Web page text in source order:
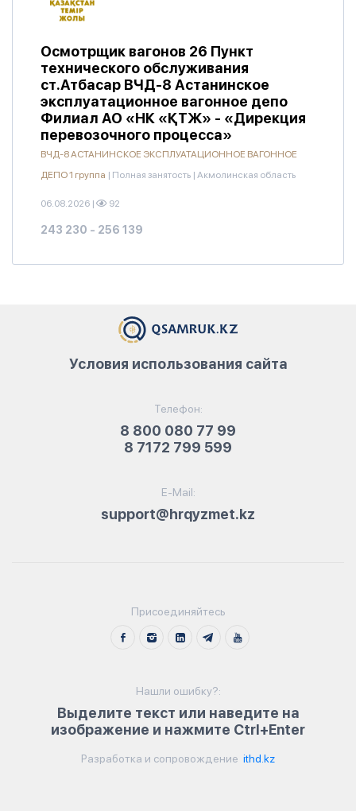
Осмотрщик вагонов 26 Пункт
технического обслуживания
ст.Атбасар ВЧД-8 Астанинское
эксплуатационное вагонное депо
Филиал АО «НК «ҚТЖ» - «Дирекция
перевозочного процесса»
ВЧД-8 АСТАНИНСКОЕ ЭКСПЛУАТАЦИОННОЕ ВАГОННОЕ
ДЕПО 1 группа | Полная занятость | Акмолинская область
06.08.2026 | 92
243 230 - 256 139
Телефон:
8 800 080 77 99
8 7172 799 599
E-Mail:
support@hrqyzmet.kz
Условия использования сайта
Присоединяйтесь
Нашли ошибку?:
Выделите текст или наведите на
изображение и нажмите Ctrl+Enter
Разработка и сопровождение ithd.kz